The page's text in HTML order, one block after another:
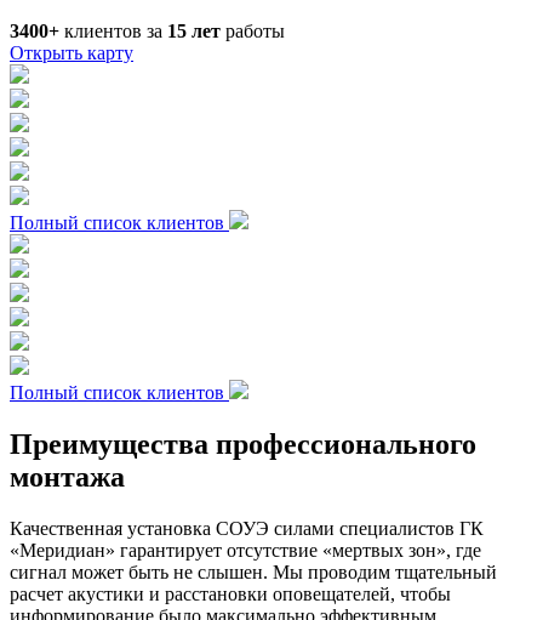
3400+ клиентов за 15 лет работы
Открыть карту
Полный список клиентов
Полный список клиентов
Преимущества профессионального
монтажа
Качественная установка СОУЭ силами специалистов ГК
«Меридиан» гарантирует отсутствие «мертвых зон», где
сигнал может быть не слышен. Мы проводим тщательный
расчет акустики и расстановки оповещателей, чтобы
информирование было максимально эффективным.